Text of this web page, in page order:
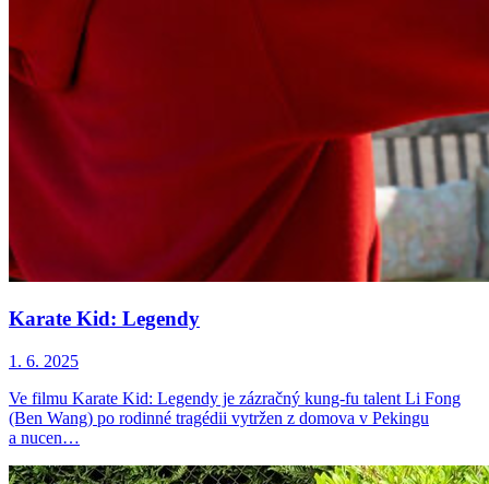
Karate Kid: Legendy
1. 6. 2025
Ve filmu Karate Kid: Legendy je zázračný kung-fu talent Li Fong
(Ben Wang) po rodinné tragédii vytržen z domova v Pekingu
a nucen…